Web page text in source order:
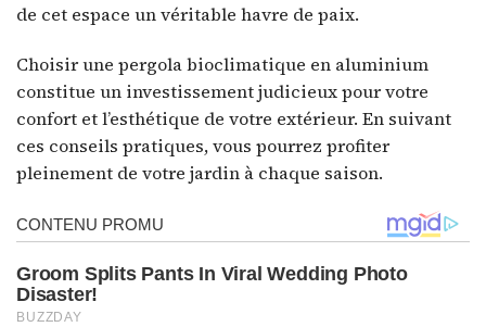
de cet espace un véritable havre de paix.
Choisir une pergola bioclimatique en aluminium
constitue un investissement judicieux pour votre
confort et l’esthétique de votre extérieur. En suivant
ces conseils pratiques, vous pourrez profiter
pleinement de votre jardin à chaque saison.